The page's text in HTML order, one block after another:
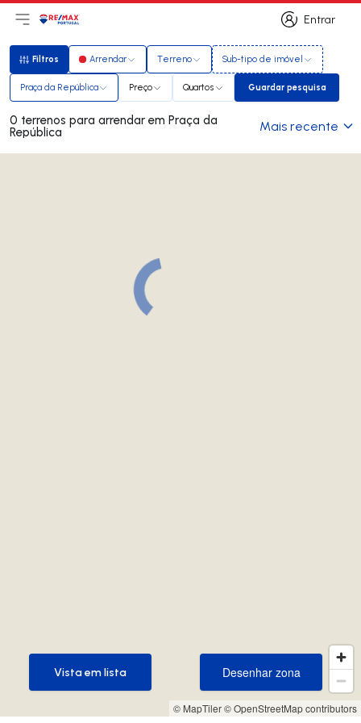
Entrar
Entrar
Abri menu principal
LogoIr para página inicial
Filtros
Filtros Arrendar Terreno Sub-tipo de imóvel
Praça da República Preço Quartos Guardar
Guardar pesquisa
0 terrenos para arrendar em Praça da
República Mais recente
© MapTiler© OpenStreetMap contributors
Desenhar zona
Desenhar zona
Vista em lista
Vista em lista